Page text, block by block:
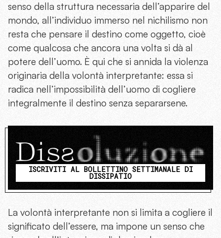
senso della struttura necessaria dell’apparire del
mondo, all’individuo immerso nel nichilismo non
resta che pensare il destino come oggetto, cioè
come qualcosa che ancora una volta si dà al
potere dell’uomo. È qui che si annida la violenza
originaria della volontà interpretante: essa si
radica nell’impossibilità dell’uomo di cogliere
integralmente il destino senza separarsene.
ISCRIVITI AL BOLLETTINO SETTIMANALE DI
DISSIPATIO
La volontà interpretante non si limita a cogliere il
significato dell’essere, ma impone un senso che